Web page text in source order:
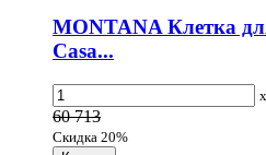
MONTANA Клетка
Casa...
x
60 713
Скидка 20%